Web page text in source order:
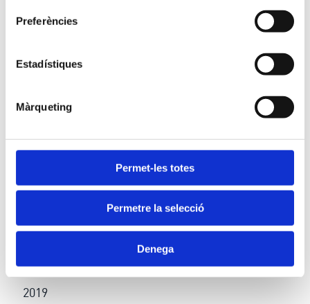
Preferències
Estadístiques
Màrqueting
Permet-les totes
Permetre la selecció
Denega
Canvis en la situació de sequera.
NORMALITAT
2024
2022
2020
2019